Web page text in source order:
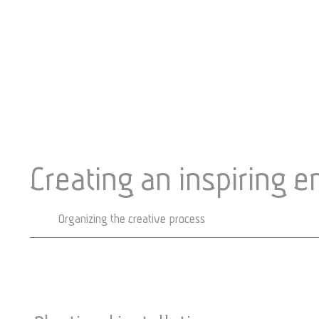
Creating an inspiring
Organizing the creative process